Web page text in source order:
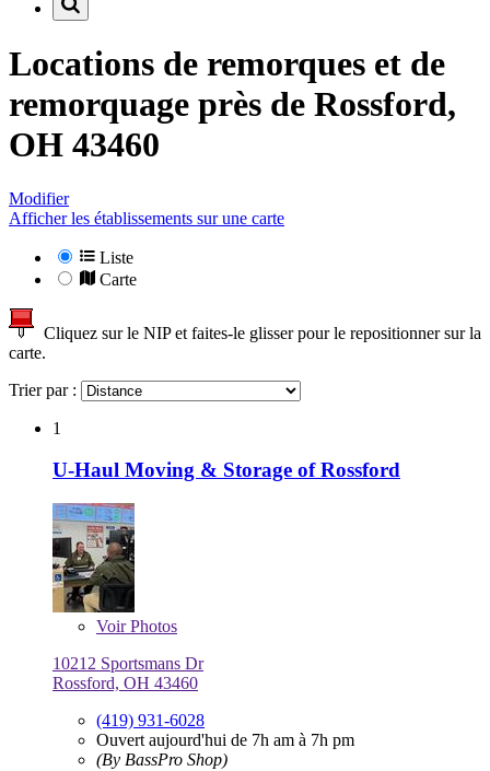
Locations de remorques et de
remorquage près de Rossford,
OH 43460
Modifier
Afficher les établissements sur une carte
Liste
Carte
Cliquez sur le NIP et faites-le glisser pour le repositionner sur la
carte.
Trier par :
1
U-Haul Moving & Storage of Rossford
VoirPhotos
10212 Sportsmans Dr
Rossford, OH 43460
(419) 931-6028
Ouvert aujourd'hui de 7h am à 7h pm
(By BassPro Shop)